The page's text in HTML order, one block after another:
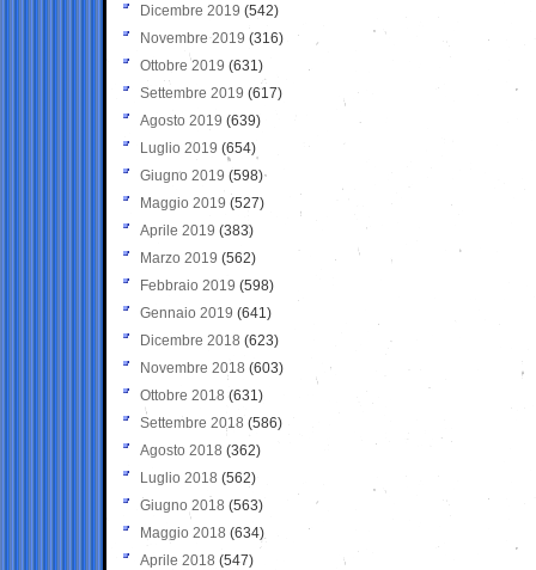
Dicembre 2019 (542)
Novembre 2019 (316)
Ottobre 2019 (631)
Settembre 2019 (617)
Agosto 2019 (639)
Luglio 2019 (654)
Giugno 2019 (598)
Maggio 2019 (527)
Aprile 2019 (383)
Marzo 2019 (562)
Febbraio 2019 (598)
Gennaio 2019 (641)
Dicembre 2018 (623)
Novembre 2018 (603)
Ottobre 2018 (631)
Settembre 2018 (586)
Agosto 2018 (362)
Luglio 2018 (562)
Giugno 2018 (563)
Maggio 2018 (634)
Aprile 2018 (547)